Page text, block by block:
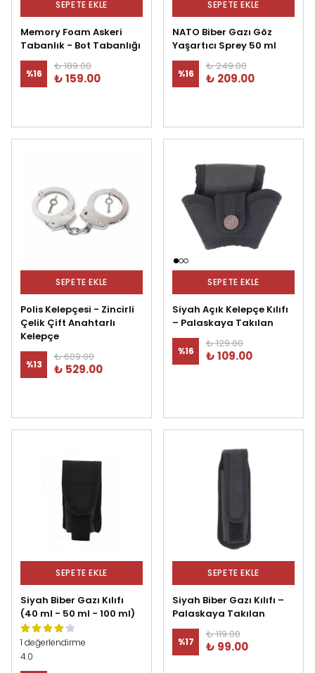
SEPETE EKLE
Memory Foam Askeri
Tabanlık - Bot Tabanlığı
%16
₺ 189.00
₺ 159.00
SEPETE EKLE
NATO Biber Gazı Göz
Yaşartıcı Sprey 50 ml
%16
₺ 249.00
₺ 209.00
SEPETE EKLE
Polis Kelepçesi - Zincirli
Çelik Çift Anahtarlı
Kelepçe
%13
₺ 609.00
₺ 529.00
SEPETE EKLE
Siyah Açık Kelepçe Kılıfı
– Palaskaya Takılan
%16
₺ 129.00
₺ 109.00
SEPETE EKLE
Siyah Biber Gazı Kılıfı
(40 ml - 50 ml - 100 ml)
1 değerlendirme
4.0
SEPETE EKLE
Siyah Biber Gazı Kılıfı –
Palaskaya Takılan
%17
₺ 119.00
₺ 99.00